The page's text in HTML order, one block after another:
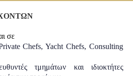
σε
Chefs, Yacht Chefs, Consulting
τμημάτων και ιδιοκτήτες